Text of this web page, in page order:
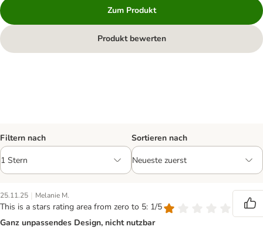
Zum Produkt
Produkt bewerten
Filtern nach Sortieren nach
25.11.25 | Melanie M.
This is a stars rating area from zero to 5: 1/5
Ganz unpassendes Design, nicht nutzbar